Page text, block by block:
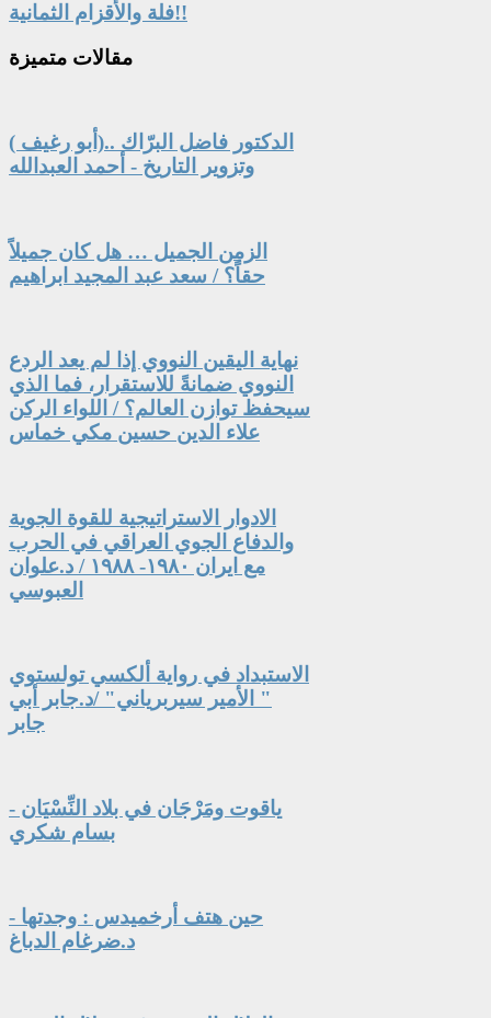
فلة والأقزام الثمانية!!
مقالات متميزة
الدكتور فاضل البرّاك ..(أبو رغيف )
وتزوير التاريخ - أحمد العبدالله
الزمن الجميل … هل كان جميلاً
حقاً؟ / سعد عبد المجيد ابراهيم
نهاية اليقين النووي إذا لم يعد الردع
النووي ضمانةً للاستقرار، فما الذي
سيحفظ توازن العالم؟ / اللواء الركن
علاء الدين حسين مكي خماس
الادوار الاستراتيجية للقوة الجوية
والدفاع الجوي العراقي في الحرب
مع ايران ١٩٨٠- ١٩٨٨ / د.علوان
العبوسي
الاستبداد في رواية ألكسي تولستوي
" الأمير سيربرياني" /د.جابر أبي
جابر
ياقوت ومَرْجَان في بلاد النِّسْيَان -
بسام شكري
حين هتف أرخميدس : وجدتها -
د.ضرغام الدباغ